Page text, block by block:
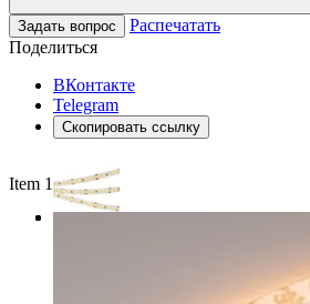
Задать вопрос
Распечатать
Поделиться
ВКонтакте
Telegram
Скопировать ссылку
Item 1 of 3